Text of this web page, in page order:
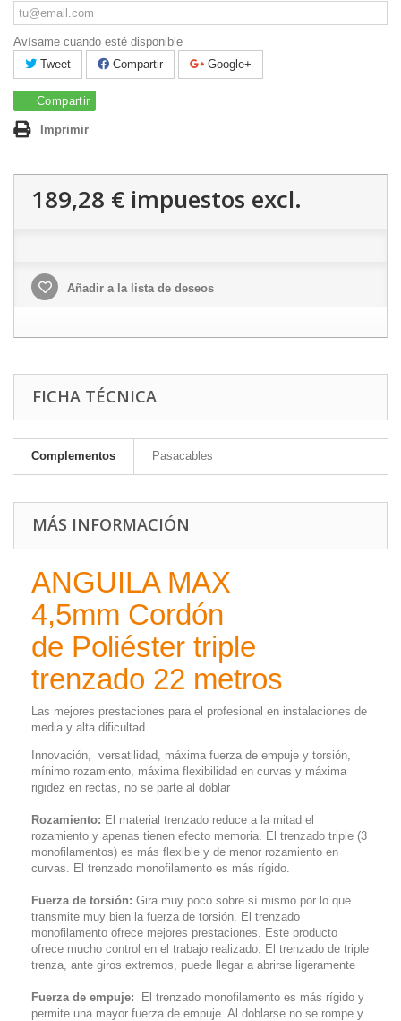
Avísame cuando esté disponible
Tweet
Compartir Google+
Compartir
Imprimir
189,28 € impuestos excl.
Añadir a la lista de deseos
FICHA TÉCNICA
Complementos Pasacables
MÁS INFORMACIÓN
ANGUILA MAX
4,5mm Cordón
de Poliéster triple
trenzado 22 metros
Las mejores prestaciones para el profesional en instalaciones de
media y alta dificultad
Innovación, versatilidad, máxima fuerza de empuje y torsión,
mínimo rozamiento, máxima flexibilidad en curvas y máxima
rigidez en rectas, no se parte al doblar
Rozamiento: El material trenzado reduce a la mitad el
rozamiento y apenas tienen efecto memoria. El trenzado triple (3
monofilamentos) es más flexible y de menor rozamiento en
curvas. El trenzado monofilamento es más rígido.
Fuerza de torsión: Gira muy poco sobre sí mismo por lo que
transmite muy bien la fuerza de torsión. El trenzado
monofilamento ofrece mejores prestaciones. Este producto
ofrece mucho control en el trabajo realizado. El trenzado de triple
trenza, ante giros extremos, puede llegar a abrirse ligeramente
Fuerza de empuje: El trenzado monofilamento es más rígido y
permite una mayor fuerza de empuje. Al doblarse no se rompe y